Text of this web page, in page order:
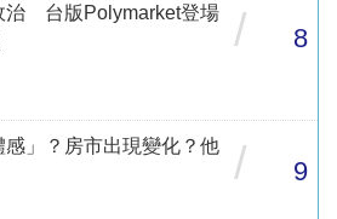
治 台版Polymarket登場
/ 8
」？房市出現變化？他
/ 9